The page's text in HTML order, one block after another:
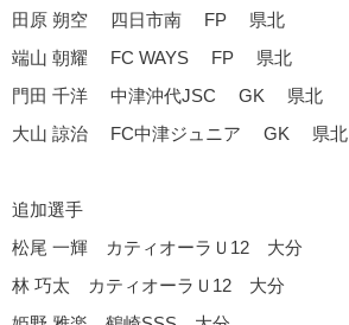
田原 朔空 四日市南 FP 県北
端山 朝耀 FC WAYS FP 県北
門田 千洋 中津沖代JSC GK 県北
大山 諒治 FC中津ジュニア GK 県北
追加選手
松尾 一輝 カティオーラＵ12 大分
林 巧太 カティオーラＵ12 大分